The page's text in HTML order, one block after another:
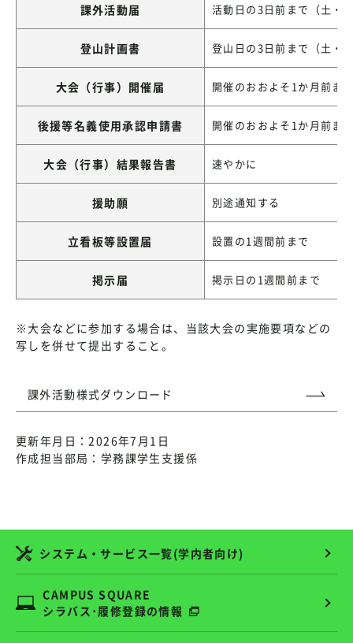
課外活動届 活動日の3日前まで（土・
登山計画書 登山日の3日前まで（土・
大会（行事）開催届 開催のおおよそ1か月前ま
後援等名義使用承認申請書 開催のおおよそ1か月前ま
大会（行事）結果報告書 速やかに
援助願 別途通知する
立看板等設置届 設置の1週間前まで
掲示届 掲示日の1週間前まで
※大会などに参加する場合は、当該大会の実施要項などの
写しを併せて提出すること。
課外活動様式ダウンロード
更新年月日：2026年7月1日
作成担当部局：学務課学生支援係
システム・サービス一覧(学内者向け)
CAMPUS SQUARE
シラバス･履修登録の情報